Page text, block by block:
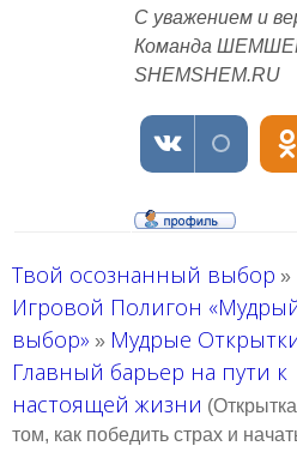
С уважением и
Команда
SHEMSHEM.RU
Твой осознанный выбор »
Игровой Полигон
выбор» » Мудрые
Главный барьер на пути к
настоящей жизни
том, как победить страх и